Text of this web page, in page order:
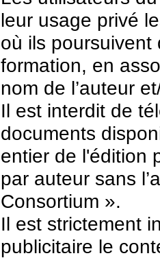
leur usage privé
où ils
formation, en
nom de l’auteur
Il est interdit de
documents
entier de l'édition
par auteur sans
Consortium ».
Il est strictement
publicitaire le